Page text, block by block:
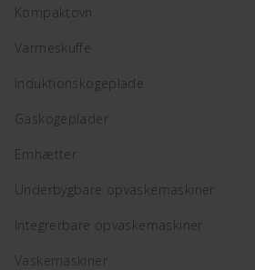
Kompaktovn
Varmeskuffe
Induktionskogeplade
Gaskogeplader
Emhætter
Underbygbare opvaskemaskiner
Integrerbare opvaskemaskiner
Vaskemaskiner